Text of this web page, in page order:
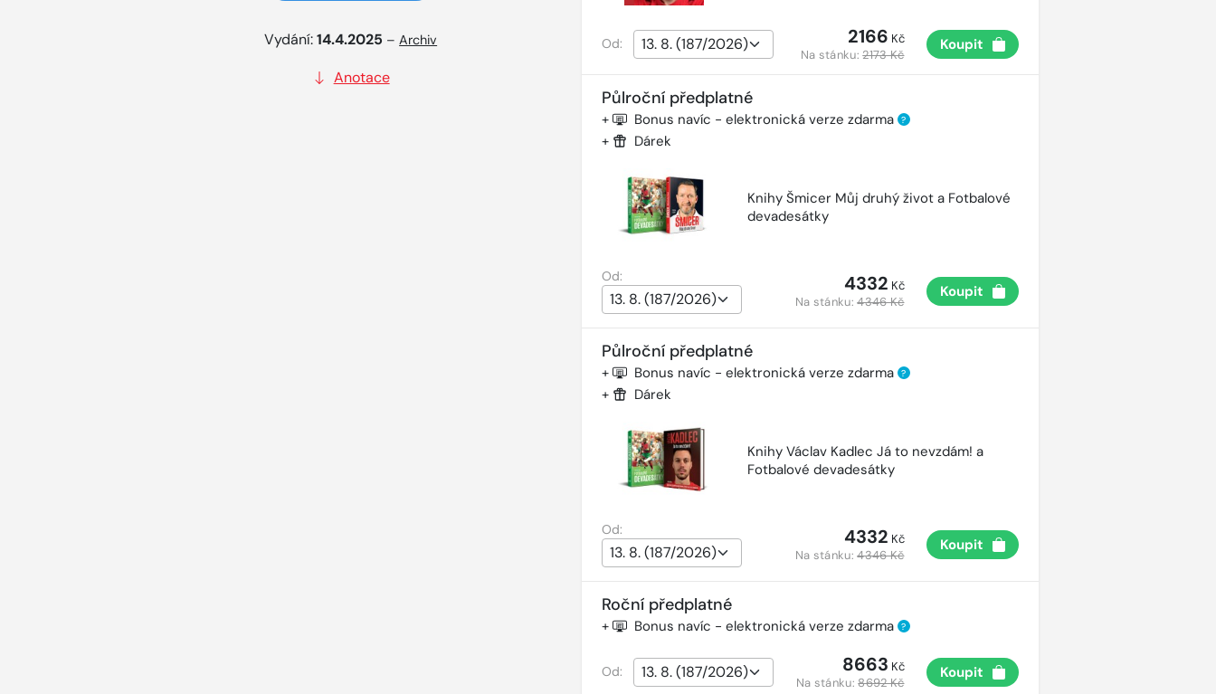
Vydání:14.4.2025 –Archiv
Anotace
Od: 2166 Kč
Na stánku:2173 Kč
Koupit
Půlroční předplatné
+ Bonus navíc - elektronická verze zdarma ?
+ Dárek
Knihy Šmicer Můj druhý život a Fotbalové
devadesátky
Od: 4332 Kč
Na stánku:4346 Kč
Koupit
Půlroční předplatné
+ Bonus navíc - elektronická verze zdarma ?
+ Dárek
Knihy Václav Kadlec Já to nevzdám! a
Fotbalové devadesátky
Od: 4332 Kč
Na stánku:4346 Kč
Koupit
Roční předplatné
+ Bonus navíc - elektronická verze zdarma ?
Od: 8663 Kč
Na stánku:8692 Kč
Koupit